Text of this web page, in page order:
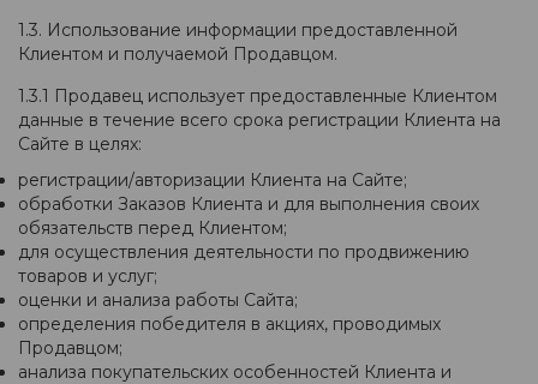
1.3. Использование информации предоставленной
Клиентом и получаемой Продавцом.
1.3.1 Продавец использует предоставленные Клиентом
данные в течение всего срока регистрации Клиента на
Сайте в целях:
регистрации/авторизации Клиента на Сайте;
обработки Заказов Клиента и для выполнения своих
обязательств перед Клиентом;
для осуществления деятельности по продвижению
товаров и услуг;
оценки и анализа работы Сайта;
определения победителя в акциях, проводимых
Продавцом;
анализа покупательских особенностей Клиента и